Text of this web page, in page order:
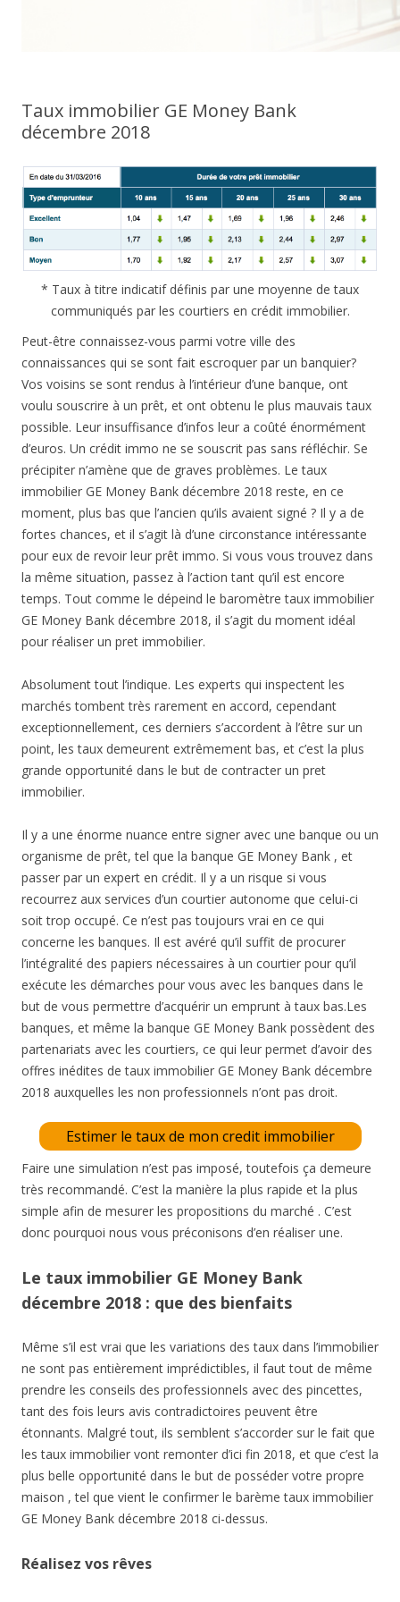
Taux immobilier GE Money Bank
décembre 2018
* Taux à titre indicatif définis par une moyenne de taux
communiqués par les courtiers en crédit immobilier.
Peut-être connaissez-vous parmi votre ville des
connaissances qui se sont fait escroquer par un banquier?
Vos voisins se sont rendus à l’intérieur d’une banque, ont
voulu souscrire à un prêt, et ont obtenu le plus mauvais taux
possible. Leur insuffisance d’infos leur a coûté énormément
d’euros. Un crédit immo ne se souscrit pas sans réfléchir. Se
précipiter n’amène que de graves problèmes. Le taux
immobilier GE Money Bank décembre 2018 reste, en ce
moment, plus bas que l’ancien qu’ils avaient signé ? Il y a de
fortes chances, et il s’agit là d’une circonstance intéressante
pour eux de revoir leur prêt immo. Si vous vous trouvez dans
la même situation, passez à l’action tant qu’il est encore
temps. Tout comme le dépeind le baromètre taux immobilier
GE Money Bank décembre 2018, il s’agit du moment idéal
pour réaliser un pret immobilier.
Absolument tout l’indique. Les experts qui inspectent les
marchés tombent très rarement en accord, cependant
exceptionnellement, ces derniers s’accordent à l’être sur un
point, les taux demeurent extrêmement bas, et c’est la plus
grande opportunité dans le but de contracter un pret
immobilier.
Il y a une énorme nuance entre signer avec une banque ou un
organisme de prêt, tel que la banque GE Money Bank , et
passer par un expert en crédit. Il y a un risque si vous
recourrez aux services d’un courtier autonome que celui-ci
soit trop occupé. Ce n’est pas toujours vrai en ce qui
concerne les banques. Il est avéré qu’il suffit de procurer
l’intégralité des papiers nécessaires à un courtier pour qu’il
exécute les démarches pour vous avec les banques dans le
but de vous permettre d’acquérir un emprunt à taux bas.Les
banques, et même la banque GE Money Bank possèdent des
partenariats avec les courtiers, ce qui leur permet d’avoir des
offres inédites de taux immobilier GE Money Bank décembre
2018 auxquelles les non professionnels n’ont pas droit.
Estimer le taux de mon credit immobilier
Faire une simulation n’est pas imposé, toutefois ça demeure
très recommandé. C’est la manière la plus rapide et la plus
simple afin de mesurer les propositions du marché . C’est
donc pourquoi nous vous préconisons d’en réaliser une.
Le taux immobilier GE Money Bank
décembre 2018 : que des bienfaits
Même s’il est vrai que les variations des taux dans l’immobilier
ne sont pas entièrement imprédictibles, il faut tout de même
prendre les conseils des professionnels avec des pincettes,
tant des fois leurs avis contradictoires peuvent être
étonnants. Malgré tout, ils semblent s’accorder sur le fait que
les taux immobilier vont remonter d’ici fin 2018, et que c’est la
plus belle opportunité dans le but de posséder votre propre
maison , tel que vient le confirmer le barème taux immobilier
GE Money Bank décembre 2018 ci-dessus.
Réalisez vos rêves